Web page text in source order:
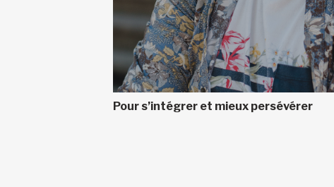
Pour s’intégrer et mieux persévérer